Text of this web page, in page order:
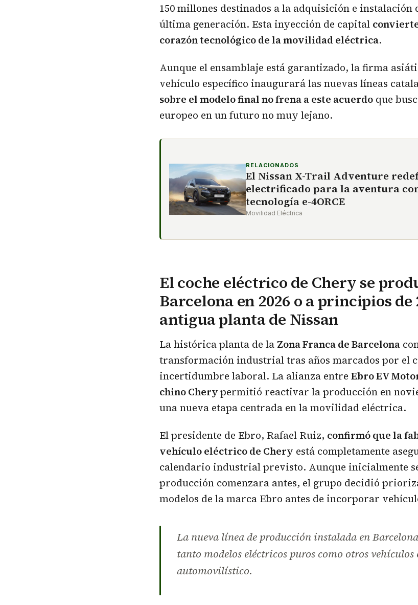
150 millones destinados a la adquisición e instalación
última generación. Esta inyección de capital
corazón tecnológico de la movilidad eléctrica.
Aunque el ensamblaje está garantizado, la firma
vehículo específico inaugurará las nuevas líneas
sobre el modelo final no frena a este acuerdo que
europeo en un futuro no muy lejano.
RELACIONADOS
El Nissan X-Trail Adventure
electrificado para la aventura
tecnología e-4ORCE
Movilidad Eléctrica
El coche eléctrico de Chery se
Barcelona en 2026 o a principios de
antigua planta de Nissan
La histórica planta de la Zona Franca de Barcelona
transformación industrial tras años marcados por el
incertidumbre laboral. La alianza entre Ebro EV
chino Cherypermitió reactivar la producción en
una nueva etapa centrada en la movilidad eléctrica.
El presidente de Ebro, Rafael Ruiz, confirmó que la
vehículo eléctrico de Chery está completamente
calendario industrial previsto. Aunque inicialmente
producción comenzara antes, el grupo decidió
modelos de la marca Ebro antes de incorporar
La nueva línea de producción instalada en
tanto modelos eléctricos puros como otros
automovilístico.